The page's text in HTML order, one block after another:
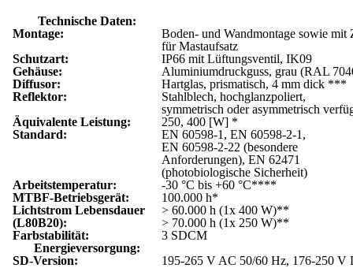
Technische Daten:
Montage:
Boden- und Wandmontage sowie mit
für Mastaufsatz
Schutzart:
IP66 mit Lüftungsventil, IK09
Gehäuse:
Aluminiumdruckguss, grau (RAL
Diffusor:
Hartglas, prismatisch, 4 mm dick ***
Reflektor:
Stahlblech, hochglanzpoliert,
symmetrisch oder asymmetrisch
Äquivalente Leistung:
250, 400 [W] *
Standard:
EN 60598-1, EN 60598-2-1,
EN 60598-2-22 (besondere
Anforderungen), EN 62471
(photobiologische Sicherheit)
Arbeitstemperatur:
-30 °C bis +60 °C****
MTBF-Betriebsgerät:
100.000 h*
Lichtstrom Lebensdauer
(L80B20):
> 60.000 h (1x 400 W)**
> 70.000 h (1x 250 W)**
Farbstabilität:
3 SDCM
Energieversorgung:
SD-Version:
195-265 V AC 50/60 Hz, 176-250 V